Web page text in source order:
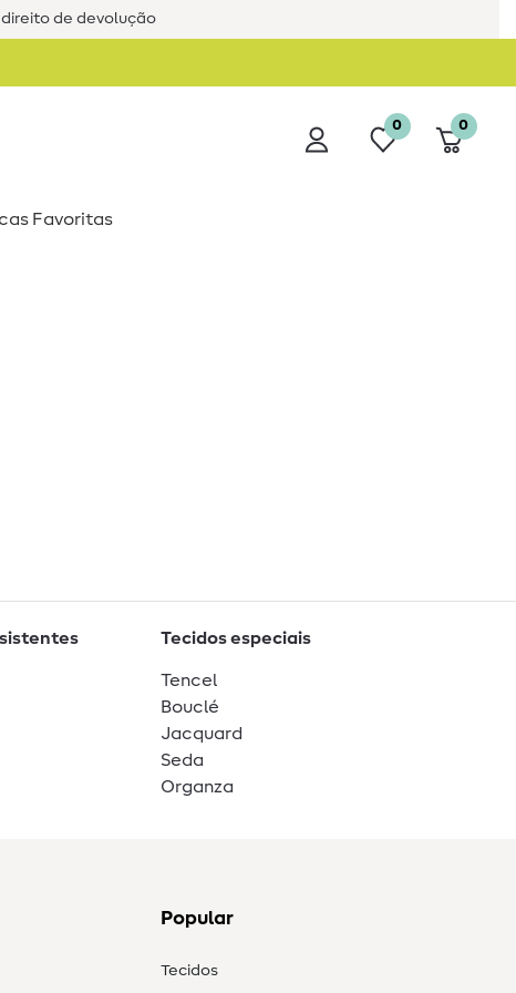
direito de devolução
0 0
Favoritas
Tecidos especiais
Tencel
Bouclé
Jacquard
Seda
Organza
Popular
Tecidos